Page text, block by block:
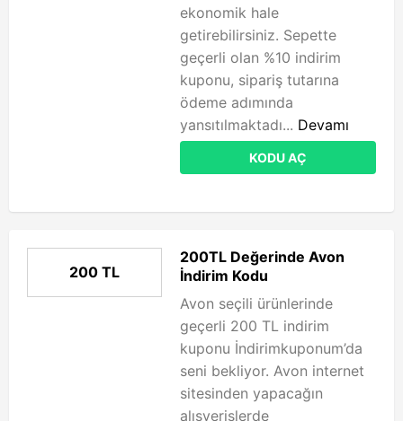
ekonomik hale
getirebilirsiniz. Sepette
geçerli olan %10 indirim
kuponu, sipariş tutarına
ödeme adımında
yansıtılmaktadı... Devamı
KODU AÇ
200 TL
200TL Değerinde Avon
İndirim Kodu
Avon seçili ürünlerinde
geçerli 200 TL indirim
kuponu İndirimkuponum’da
seni bekliyor. Avon internet
sitesinden yapacağın
alışverişlerde